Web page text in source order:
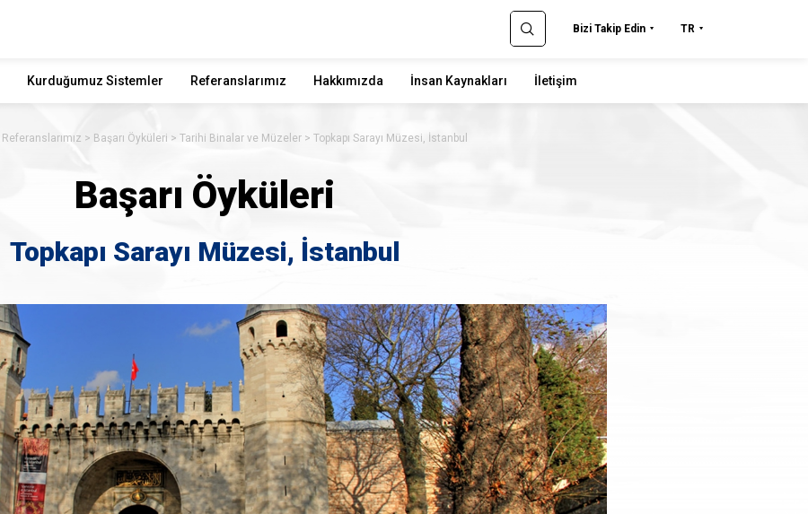
Bizi Takip Edin TR
Kurduğumuz Sistemler Referanslarımız Hakkımızda İnsan Kaynakları İletişim
Referanslarımız Başarı Öyküleri Tarihi Binalar ve Müzeler Topkapı Sarayı Müzesi, İstanbul
Başarı Öyküleri
Topkapı Sarayı Müzesi, İstanbul